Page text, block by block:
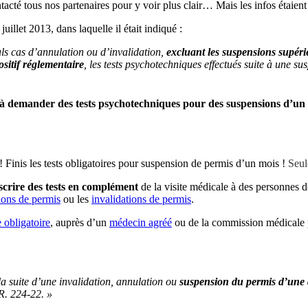
tous nos partenaires pour y voir plus clair… Mais les infos
2013, dans laquelle il était indiqué :
cas d’annulation ou d’invalidation, excluant les suspensions
réglementaire , les tests psychotechniques effectués suite à une
des tests psychotechniques pour des suspensions
les tests obligatoires pour suspension de permis d’un mois !
des tests en complément de la visite médicale à des personnes
de permis ou les invalidations de permis.
obligatoire, auprès d’un médecin agréé ou de la commission
suite d’une invalidation, annulation ou suspension du permis
224-22. »